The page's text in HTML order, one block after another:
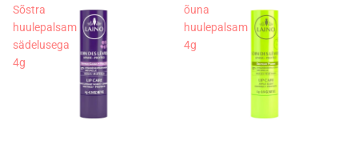
Sõstra
huulepalsam
sädelusega
4g
õuna
huulepalsam
4g